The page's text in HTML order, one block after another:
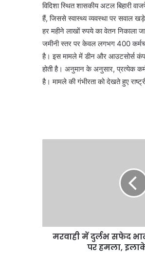
विदिशा स्थित शासकीय अटल बिहारी
हैं, जिससे स्वास्थ्य व्यवस्था पर सवाल
हर महीने लाखों रुपये का वेतन निकाला
जमीनी स्तर पर केवल लगभग 400
है। इस मामले में डीन और आउटसोर्स
होती है। अनुमान के अनुसार, प्रत्येक
है। मामले की गंभीरता को देखते हुए
मरवाही में दुर्लभ सफेद
पर हमला,